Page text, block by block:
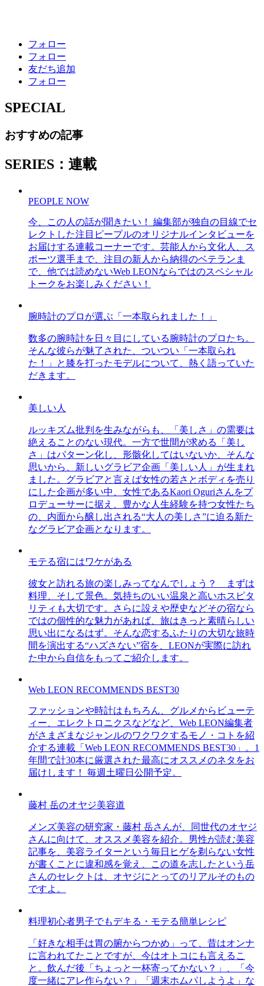
フォロー
フォロー
友だち追加
フォロー
SPECIAL
おすすめの記事
SERIES：連載
PEOPLE NOW
今、この人の話が聞きたい！ 編集部が独自の目線でセ
レクトした注目ピープルのオリジナルインタビューを
お届けする連載コーナーです。芸能人から文化人、ス
ポーツ選手まで、注目の新人から納得のベテランま
で、他では読めないWeb LEONならではのスペシャル
トークをお楽しみください！
腕時計のプロが選ぶ「一本取られました！」
数多の腕時計を日々目にしている腕時計のプロたち。
そんな彼らが魅了された、ついつい「一本取られ
た！」と膝を打ったモデルについて、熱く語っていた
だきます。
美しい人
ルッキズム批判を生みながらも、「美しさ」の需要は
絶えることのない現代。一方で世間が求める「美し
さ」はパターン化し、形骸化してはいないか、そんな
思いから、新しいグラビア企画「美しい人」が生まれ
ました。グラビアと言えば女性の若さとボディを売り
にした企画が多い中、女性であるKaori Oguriさんをプ
ロデューサーに据え、豊かな人生経験を持つ女性たち
の、内面から醸し出される“大人の美しさ”に迫る新た
なグラビア企画となります。
モテる宿にはワケがある
彼女と訪れる旅の楽しみってなんでしょう？ まずは
料理、そして景色。気持ちのいい温泉と高いホスピタ
リティも大切です。さらに設えや歴史などその宿なら
ではの個性的な魅力があれば、旅はきっと素晴らしい
思い出になるはず。そんな恋するふたりの大切な旅時
間を演出する“ハズさない”宿を、LEONが実際に訪れ
た中から自信をもってご紹介します。
Web LEON RECOMMENDS BEST30
ファッションや時計はもちろん、グルメからビューテ
ィー、エレクトロニクスなどなど、Web LEON編集者
がさまざまなジャンルのワクワクするモノ・コトを紹
介する連載「Web LEON RECOMMENDS BEST30」。1
年間で計30本に厳選された最高にオススメのネタをお
届けします！ 毎週土曜日公開予定。
藤村 岳のオヤジ美容道
メンズ美容の研究家・藤村 岳さんが、同世代のオヤジ
さんに向けて、オススメ美容を紹介。男性が読む美容
記事を、美容ライターという毎日ヒゲを剃らない女性
が書くことに違和感を覚え、この道を志したという岳
さんのセレクトは、オヤジにとってのリアルそのもの
ですよ。
料理初心者男子でもデキる・モテる簡単レシピ
「好きな相手は胃の腑からつかめ」って、昔はオンナ
に言われてたことですが、今はオトコにも言えるこ
と。飲んだ後「ちょっと一杯寄ってかない？」、「今
度一緒にアレ作らない？」「週末ホムパしようよ」な